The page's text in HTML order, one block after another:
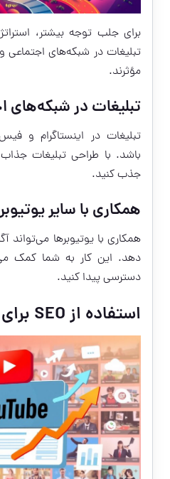
برای جلب توجه بیشتر،
تبلیغات در شبکه‌های اجتماعی
مؤثرند.
تبلیغات در شبکه‌های
تبلیغات در اینستاگرام و
باشد. با طراحی تبلیغات
جذب کنید.
همکاری با سایر
همکاری با یوتیوبرها می‌تواند
دهد. این کار به شما کمک
دسترسی پیدا کنید.
استفاده از SEO برای افزایش واچ تایم